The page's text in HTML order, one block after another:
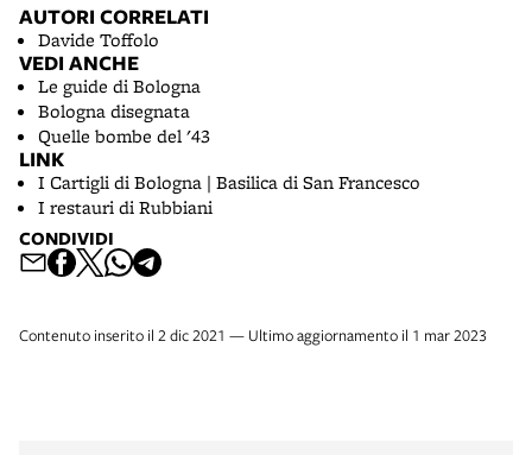
AUTORI CORRELATI
Davide Toffolo
VEDI ANCHE
Le guide di Bologna
Bologna disegnata
Quelle bombe del '43
LINK
I Cartigli di Bologna | Basilica di San Francesco
I restauri di Rubbiani
CONDIVIDI
Contenuto inserito il 2 dic 2021 — Ultimo aggiornamento il 1 mar 2023